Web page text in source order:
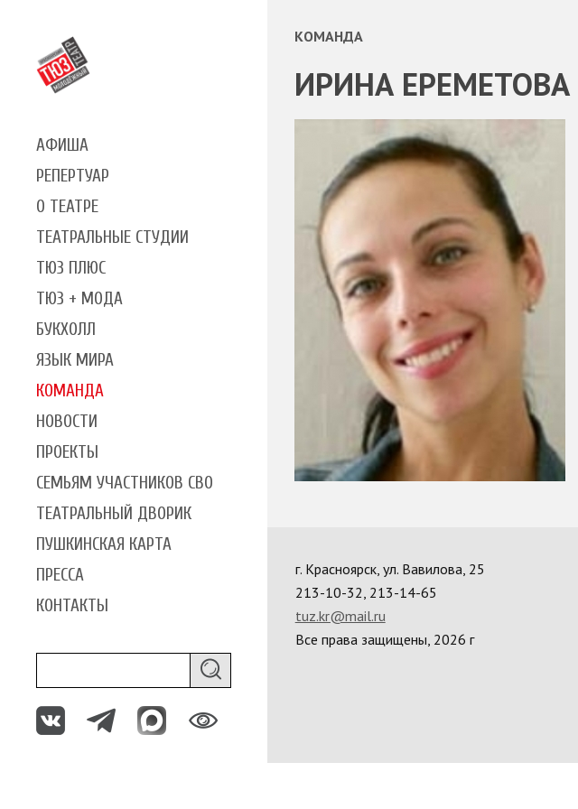
АФИША
РЕПЕРТУАР
О ТЕАТРЕ
ТЕАТРАЛЬНЫЕ СТУДИИ
ТЮЗ ПЛЮС
ТЮЗ + МОДА
БУКХОЛЛ
ЯЗЫК МИРА
КОМАНДА
НОВОСТИ
ПРОЕКТЫ
СЕМЬЯМ УЧАСТНИКОВ СВО
ТЕАТРАЛЬНЫЙ ДВОРИК
ПУШКИНСКАЯ КАРТА
ПРЕССА
КОНТАКТЫ
КОМАНДА
ИРИНА ЕРЕМЕТОВА
г. Красноярск, ул. Вавилова, 25
213-10-32, 213-14-65
tuz.kr@mail.ru
Все права защищены, 2026 г